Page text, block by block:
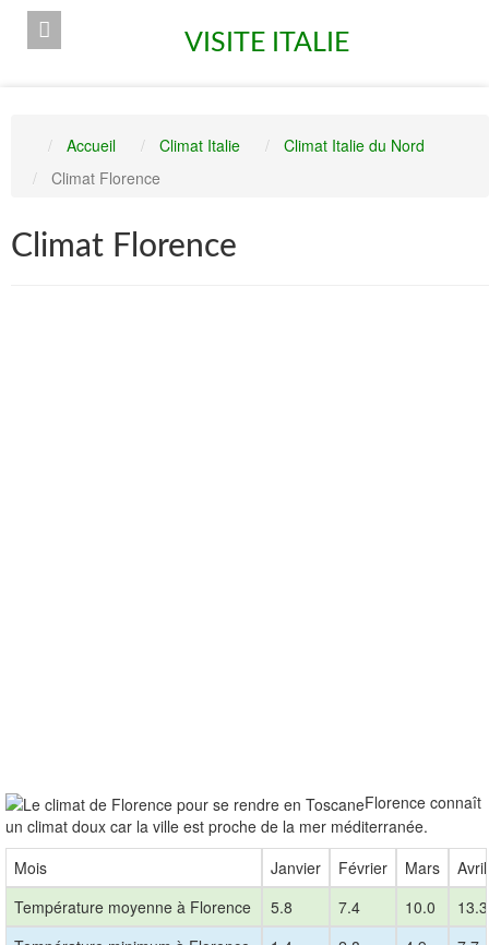
VISITE ITALIE
Accueil Climat Italie
Climat Italie du Nord
Climat Florence
Climat Florence
Florence connaît
un climat doux car la ville est proche de la mer méditerranée.
Mois
Janvier Février Mars
Avril
Température moyenne à Florence
5.8 7.4 10.0
13.3